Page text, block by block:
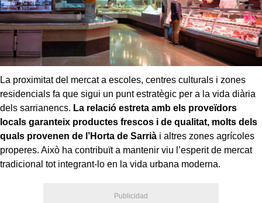
La proximitat del mercat a escoles, centres culturals i zones
residencials fa que sigui un punt estratègic per a la vida diària
dels sarrianencs. La relació estreta amb els proveïdors
locals garanteix productes frescos i de qualitat, molts dels
quals provenen de l’Horta de Sarrià i altres zones agrícoles
properes. Això ha contribuït a mantenir viu l’esperit de mercat
tradicional tot integrant-lo en la vida urbana moderna.